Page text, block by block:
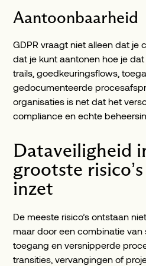
Aantoonbaarheid
GDPR vraagt niet alleen dat je
dat je kunt aantonen hoe je
trails, goedkeuringsflows,
gedocumenteerde
organisaties is net dat het
compliance en echte
Dataveiligheid
grootste
inzet
De meeste risico’s ontstaan
maar door een combinatie van
toegang en versnipperde
transities, vervangingen of